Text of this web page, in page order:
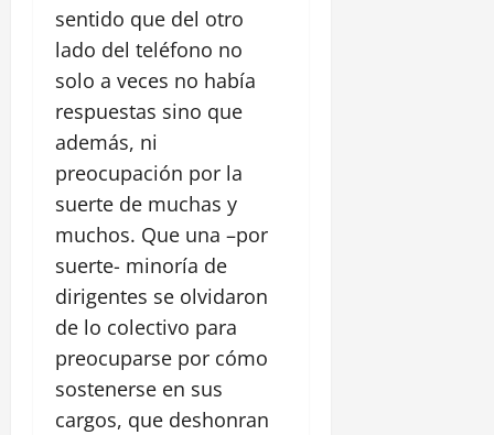
sentido que del otro
lado del teléfono no
solo a veces no había
respuestas sino que
además, ni
preocupación por la
suerte de muchas y
muchos. Que una –por
suerte- minoría de
dirigentes se olvidaron
de lo colectivo para
preocuparse por cómo
sostenerse en sus
cargos, que deshonran